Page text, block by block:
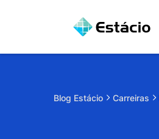
Blog Estácio Carreiras